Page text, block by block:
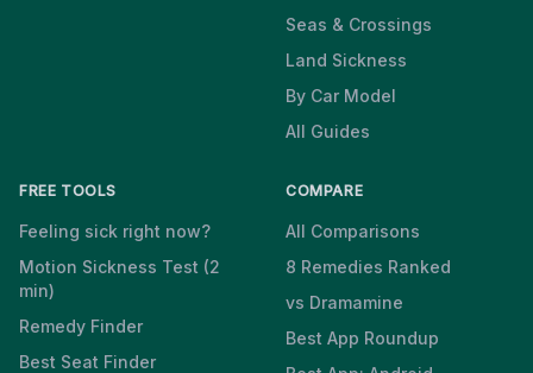
Seas & Crossings
Land Sickness
By Car Model
All Guides
FREE TOOLS
Feeling sick right now?
Motion Sickness Test (2
min)
Remedy Finder
Best Seat Finder
COMPARE
All Comparisons
8 Remedies Ranked
vs Dramamine
Best App Roundup